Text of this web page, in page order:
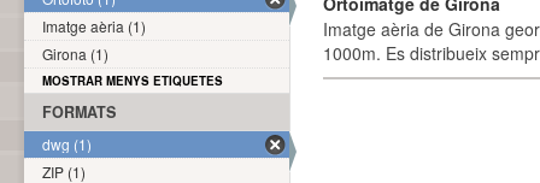
Imatge aèria de Girona
1000m. Es distribueix
Imatge aèria (1)
Girona (1)
MOSTRAR MENYS ETIQUETES
FORMATS
dwg (1)
ZIP (1)